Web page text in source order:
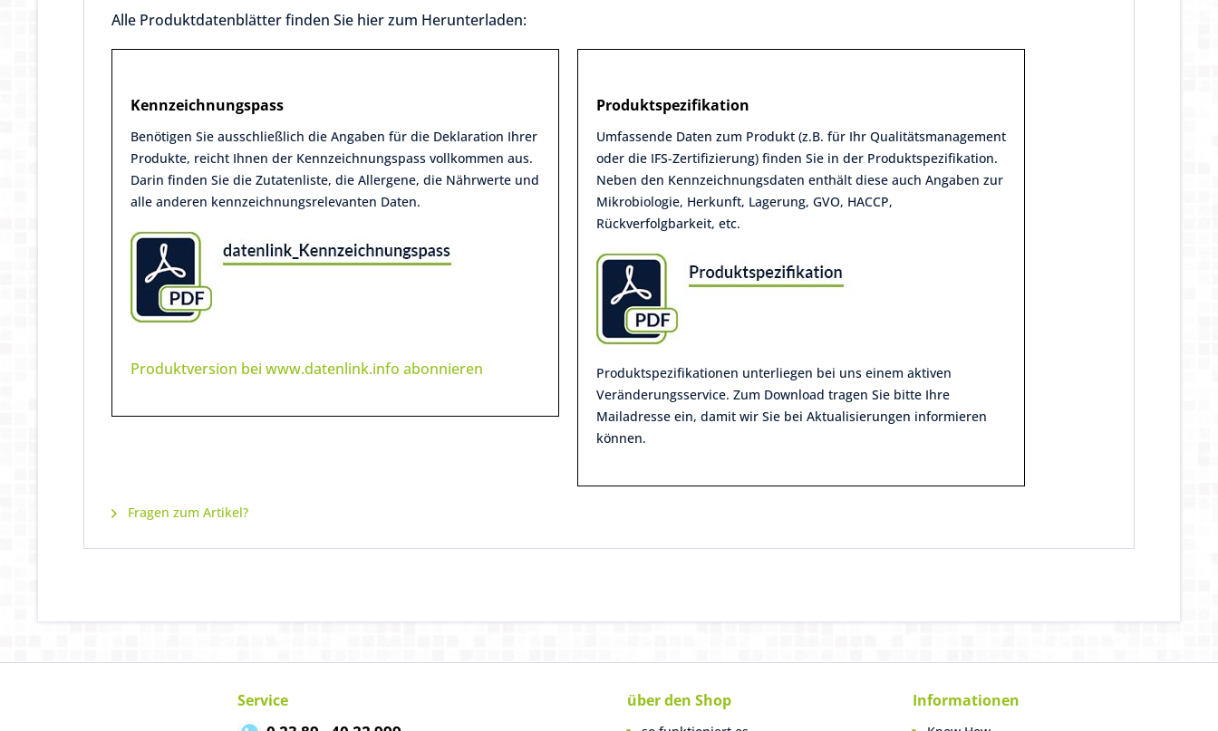
Alle Produktdatenblätter finden Sie hier zum Herunterladen:
Kennzeichnungspass
Benötigen Sie ausschließlich die Angaben für die Deklaration Ihrer
Produkte, reicht Ihnen der Kennzeichnungspass vollkommen aus.
Darin finden Sie die Zutatenliste, die Allergene, die Nährwerte und
alle anderen kennzeichnungsrelevanten Daten.
Produktversion bei www.datenlink.info abonnieren
Produktspezifikation
Umfassende Daten zum Produkt (z.B. für Ihr Qualitätsmanagement
oder die IFS-Zertifizierung) finden Sie in der Produktspezifikation.
Neben den Kennzeichnungsdaten enthält diese auch Angaben zur
Mikrobiologie, Herkunft, Lagerung, GVO, HACCP,
Rückverfolgbarkeit, etc.
Produktspezifikationen unterliegen bei uns einem aktiven
Veränderungsservice. Zum Download tragen Sie bitte Ihre
Mailadresse ein, damit wir Sie bei Aktualisierungen informieren
können.
Fragen zum Artikel?
Service über den Shop Informationen